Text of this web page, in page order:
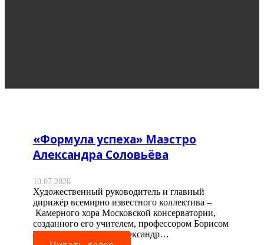
«Формула успеха» Маэстро
Александра Соловьёва
10.07.2026
Художественный руководитель и главный
дирижёр всемирно известного коллектива –
Камерного хора Московской консерватории,
созданного его учителем, профессором Борисом
Тевлиным, Маэстро Александр…